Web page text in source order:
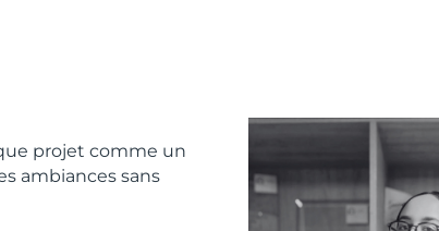
projet comme un
ambiances sans